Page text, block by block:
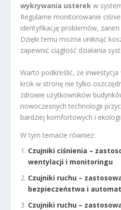
wykrywania usterek w
Regularne monitorowanie
identyfikację problemów,
Dzięki temu można uniknąć
zapewnić ciągłość działania
Warto podkreślić, że
krok w stronę nie tylko
zdrowie użytkowników
nowoczesnych technologii
bardziej komfortowych i
W tym temacie również:
Czujniki ciśnienia –
wentylacji i monitoringu
Czujniki ruchu –
bezpieczeństwa i
Czujniki ruchu –